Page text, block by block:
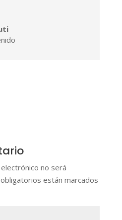
no será
están marcados